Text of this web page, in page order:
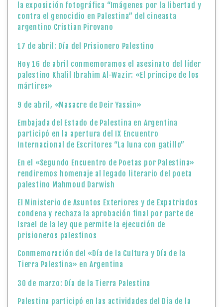
la exposición fotográfica “Imágenes por la libertad y
contra el genocidio en Palestina” del cineasta
argentino Cristian Pirovano
17 de abril: Día del Prisionero Palestino
Hoy 16 de abril conmemoramos el asesinato del líder
palestino Khalil Ibrahim Al-Wazir: «El príncipe de los
mártires»
9 de abril, «Masacre de Deir Yassin»
Embajada del Estado de Palestina en Argentina
participó en la apertura del IX Encuentro
Internacional de Escritores “La luna con gatillo”
En el «Segundo Encuentro de Poetas por Palestina»
rendiremos homenaje al legado literario del poeta
palestino Mahmoud Darwish
El Ministerio de Asuntos Exteriores y de Expatriados
condena y rechaza la aprobación final por parte de
Israel de la ley que permite la ejecución de
prisioneros palestinos
Conmemoración del «Día de la Cultura y Día de la
Tierra Palestina» en Argentina
30 de marzo: Día de la Tierra Palestina
Palestina participó en las actividades del Día de la